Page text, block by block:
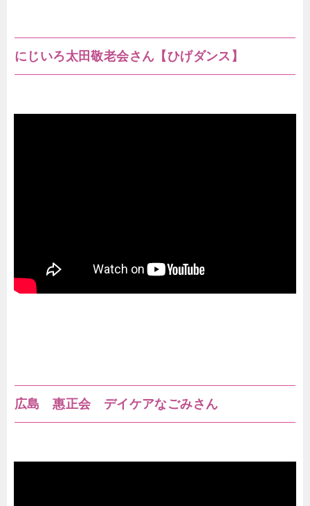
にじいろ太田敬老会さん【ひげダンス】
広島 惠正会 デイケアなごみさん